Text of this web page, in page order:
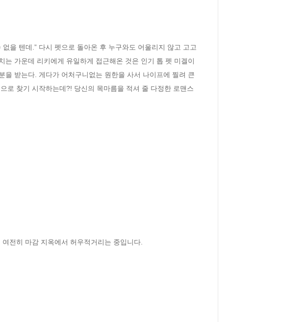
을 텐데.” 다시 펫으로 돌아온 후 누구와도 어울리지 않고 고고
가운데 리키에게 유일하게 접근해온 것은 인기 톱 펫 미겔이
받는다. 게다가 어처구니없는 원한을 사서 나이프에 찔려 큰
로 찾기 시작하는데?! 당신의 목마름을 적셔 줄 다정한 로맨스
전히 마감 지옥에서 허우적거리는 중입니다.